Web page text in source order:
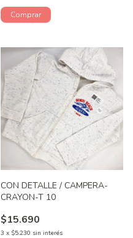
CON DETALLE / CAMPERA-
CRAYON-T 10
$15.690
3 x $5.230 sin interés